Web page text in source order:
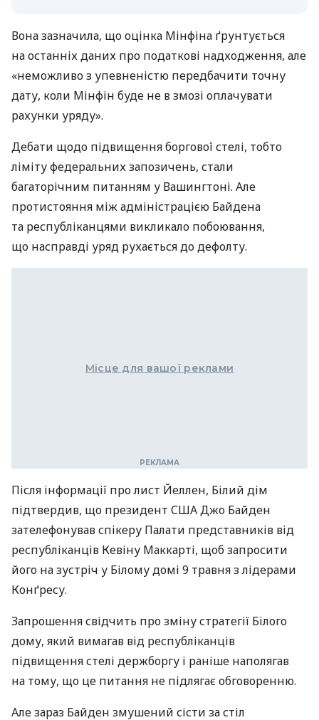
Вона зазначила, що оцінка Мінфіна ґрунтується
на останніх даних про податкові надходження, але
«неможливо з упевненістю передбачити точну
дату, коли Мінфін буде не в змозі оплачувати
рахунки уряду».
Дебати щодо підвищення боргової стелі, тобто
ліміту федеральних запозичень, стали
багаторічним питанням у Вашингтоні. Але
протистояння між адміністрацією Байдена
та республіканцями викликало побоювання,
що насправді уряд рухається до дефолту.
Місце для вашої реклами
Після інформації про лист Йеллен, Білий дім
підтвердив, що президент США Джо Байден
зателефонував спікеру Палати представників від
республіканців Кевіну Маккарті, щоб запросити
його на зустріч у Білому домі 9 травня з лідерами
Конґресу.
Запрошення свідчить про зміну стратегії Білого
дому, який вимагав від республіканців
підвищення стелі держборгу і раніше наполягав
на тому, що це питання не підлягає обговоренню.
Але зараз Байден змушений сісти за стіл